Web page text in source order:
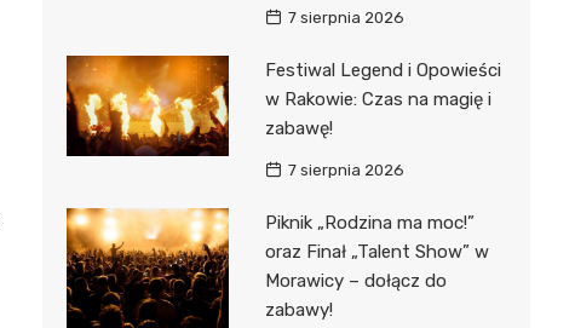
7 sierpnia 2026
Festiwal Legend i Opowieści
w Rakowie: Czas na magię i
zabawę!
7 sierpnia 2026
Piknik „Rodzina ma moc!”
oraz Finał „Talent Show” w
Morawicy – dołącz do
zabawy!